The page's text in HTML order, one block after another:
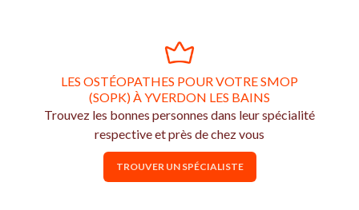
LES OSTÉOPATHES POUR VOTRE SMOP
(SOPK) À YVERDON LES BAINS
Trouvez les bonnes personnes dans leur spécialité
respective et près de chez vous
TROUVER UN SPÉCIALISTE